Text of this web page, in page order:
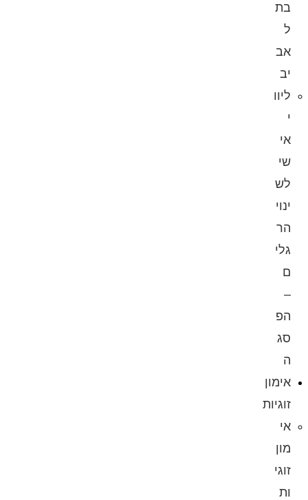
בת
ל
אב
יב
ליוו
י
אי
שי
לש
ינוי
הר
גלי
ם
–
הפ
סג
ה
אימון
זוגיות
אי
מון
זוגי
ות